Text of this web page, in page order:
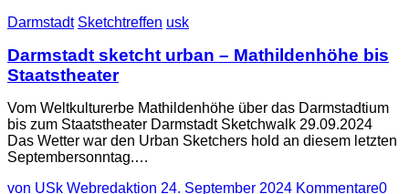
Darmstadt Sketchtreffen usk
Darmstadt sketcht urban – Mathildenhöhe bis
Staatstheater
Vom Weltkulturerbe Mathildenhöhe über das Darmstadtium
bis zum Staatstheater Darmstadt Sketchwalk 29.09.2024
Das Wetter war den Urban Sketchers hold an diesem letzten
Septembersonntag.…
von USk Webredaktion 24. September 2024 Kommentare0